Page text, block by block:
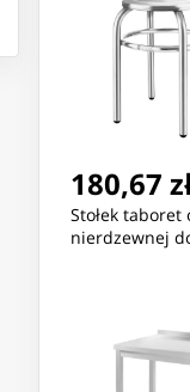
180,67
Stołek taboret
nierdzewnej